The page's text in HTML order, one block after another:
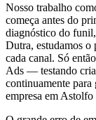
Nosso trabalho
começa antes do
diagnóstico do
Dutra, estudamos o
cada canal. Só
Ads — testando
continuamente
empresa em